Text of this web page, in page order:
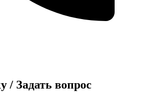
/ Задать вопрос